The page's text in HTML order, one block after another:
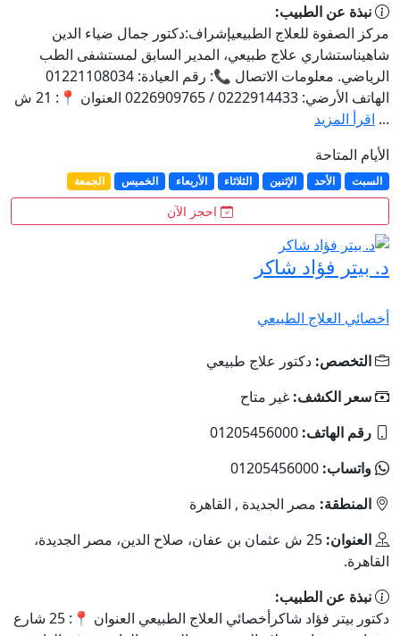
نبذة عن الطبيب:
مركز الصفوة للعلاج الطبيعيإشراف:دكتور جمال ضياء الدين
شاهيناستشاري علاج طبيعي، المدير السابق لمستشفى الطب
الرياضي. معلومات الاتصال 📞: رقم العيادة: 01221108034
الهاتف الأرضي: 0222914433 / 0226909765 العنوان 📍: 21 ش
... اقرأ المزيد
الأيام المتاحة
السبت الأحد الإثنين الثلاثاء الأربعاء الخميس الجمعة
احجز الآن
د. بيتر فؤاد شاكر
أخصائي العلاج الطبيعي
التخصص: دكتور علاج طبيعي
سعر الكشف: غير متاح
رقم الهاتف: 01205456000
واتساب: 01205456000
المنطقة: مصر الجديدة , القاهرة
العنوان:
25 ش عثمان بن عفان، صلاح الدين، مصر الجديدة،
القاهرة.
نبذة عن الطبيب:
دكتور بيتر فؤاد شاكرأخصائي العلاج الطبيعي العنوان 📍: 25 شارع